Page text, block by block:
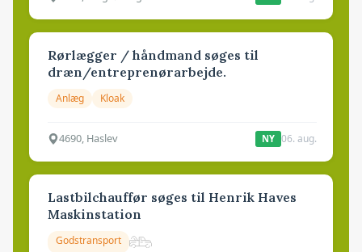
Rørlægger / håndmand søges til
dræn/entreprenørarbejde.
Anlæg Kloak
4690, Haslev NY 06. aug.
Lastbilchauffør søges til Henrik Haves
Maskinstation
Godstransport